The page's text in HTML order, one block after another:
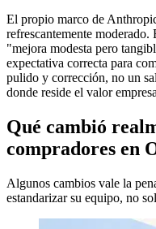
El propio marco de
refrescantemente
"mejora modesta pero
expectativa correcta para
pulido y corrección, no un
donde reside el valor
Qué cambió
compradores en
Algunos cambios vale la
estandarizar su equipo, no